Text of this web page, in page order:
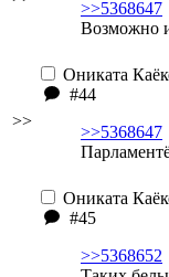
>>5368647
Возможно
>>
Ониката
#44
>>5368647
Ониката
#45
>>5368652